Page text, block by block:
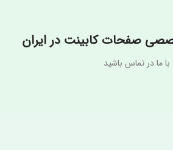
صفحات کابینت در ایران
با ما در تماس باشید